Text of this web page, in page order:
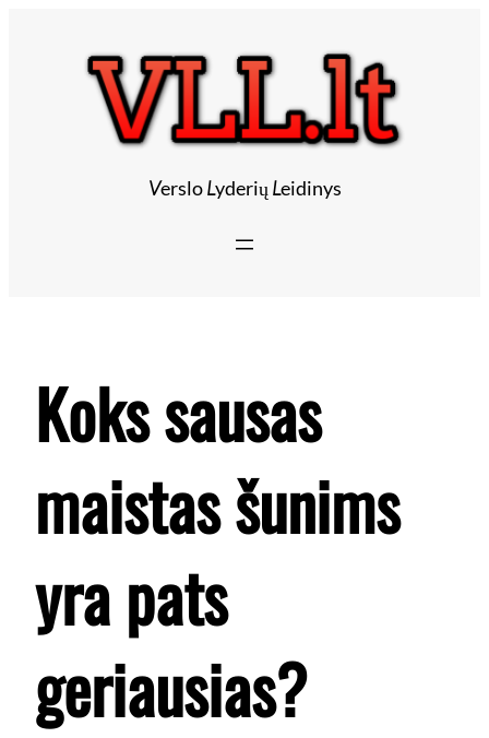
VersloLyderių Leidinys
Koks sausas
maistas šunims
yra pats
geriausias?